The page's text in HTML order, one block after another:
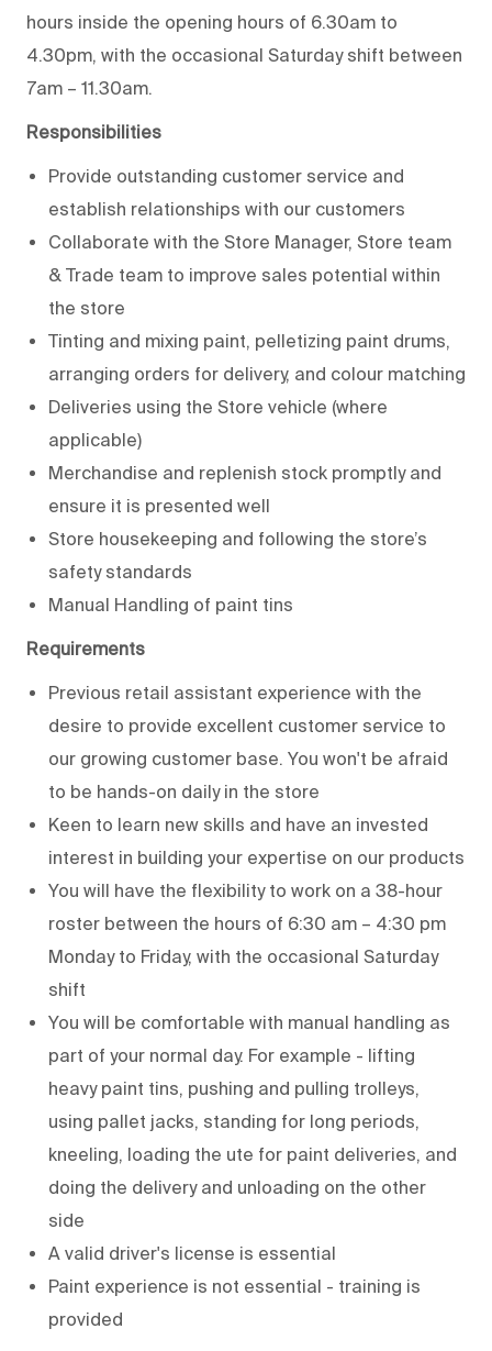
hours inside the opening hours of 6.30am to
4.30pm, with the occasional Saturday shift between
7am – 11.30am.
Responsibilities
Provide outstanding customer service and
establish relationships with our customers
Collaborate with the Store Manager, Store team
& Trade team to improve sales potential within
the store
Tinting and mixing paint, pelletizing paint drums,
arranging orders for delivery, and colour matching
Deliveries using the Store vehicle (where
applicable)
Merchandise and replenish stock promptly and
ensure it is presented well
Store housekeeping and following the store’s
safety standards
Manual Handling of paint tins
Requirements
Previous retail assistant experience with the
desire to provide excellent customer service to
our growing customer base. You won't be afraid
to be hands-on daily in the store
Keen to learn new skills and have an invested
interest in building your expertise on our products
You will have the flexibility to work on a 38-hour
roster between the hours of 6:30 am – 4:30 pm
Monday to Friday, with the occasional Saturday
shift
You will be comfortable with manual handling as
part of your normal day. For example - lifting
heavy paint tins, pushing and pulling trolleys,
using pallet jacks, standing for long periods,
kneeling, loading the ute for paint deliveries, and
doing the delivery and unloading on the other
side
A valid driver's license is essential
Paint experience is not essential - training is
provided